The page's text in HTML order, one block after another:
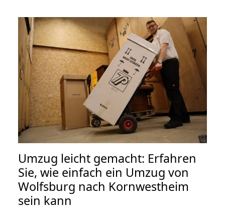
Umzug leicht gemacht: Erfahren
Sie, wie einfach ein Umzug von
Wolfsburg nach Kornwestheim
sein kann